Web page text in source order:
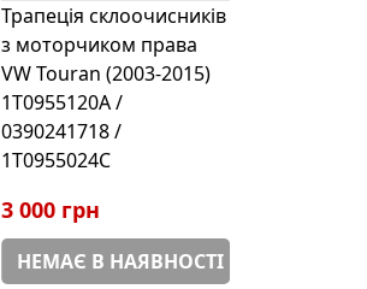
Трапеція склоочисників
з моторчиком права
VW Touran (2003-2015)
1T0955120A /
0390241718 /
1T0955024C
3 000 грн
НЕМАЄ В НАЯВНОСТІ